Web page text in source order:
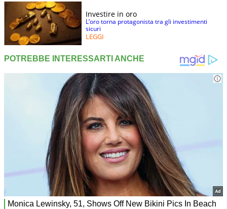
Investire in oro
L’oro torna protagonista tra gli investimenti
sicuri
LEGGI